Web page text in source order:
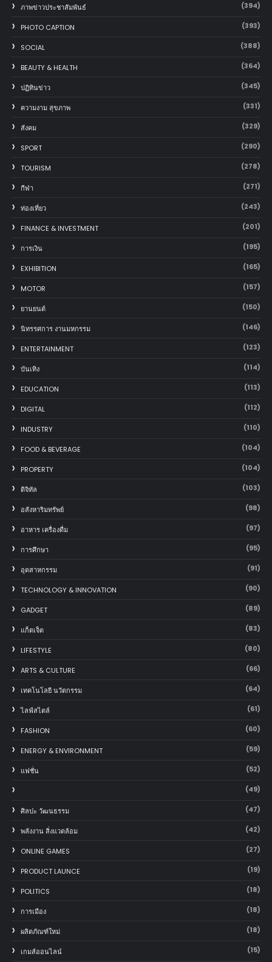
ภาพข่าวประชาสัมพันธ์ (394)
PHOTO CAPTION (393)
SOCIAL (388)
BEAUTY & HEALTH (364)
ปฏิทินข่าว (345)
ความงาม สุขภาพ (331)
สังคม (329)
SPORT (290)
TOURISM (278)
กีฬา (271)
ท่องเที่ยว (243)
FINANCE & INVESTMENT (201)
การเงิน (195)
EXHIBITION (165)
MOTOR (157)
‎ยานยนต์‎ (150)
นิทรรศการ งานมหกรรม (146)
ENTERTAINMENT (123)
บันเทิง (114)
EDUCATION (113)
DIGITAL (112)
INDUSTRY (110)
FOOD & BEVERAGE (104)
PROPERTY (104)
ดิจิทัล (103)
อสังหาริมทรัพย์ (98)
อาหาร เครื่องดื่ม (97)
การศึกษา (95)
อุตสาหกรรม (91)
TECHNOLOGY & INNOVATION (90)
GADGET (89)
แก็ตเจ็ต (83)
LIFESTYLE (80)
ARTS & CULTURE (66)
เทคโนโลยี นวัตกรรม (64)
ไลฟ์สไตล์ (61)
FASHION (60)
ENERGY & ENVIRONMENT (59)
แฟชั่น (52)
(49)
ศิลปะ วัฒนธรรม (47)
พลังงาน สิ่งแวดล้อม (42)
ONLINE GAMES (27)
PRODUCT LAUNCE (19)
POLITICS (18)
การเมือง (18)
ผลิตภัณฑ์ใหม่ (18)
เกมส์ออนไลน์ (15)